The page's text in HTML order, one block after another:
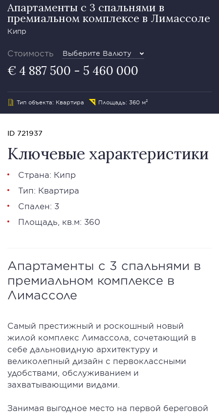
Апартаменты с 3 спальнями в
премиальном комплексе в Лимассоле
Кипр
Стоимость Выберите Валюту
€ 4 887 500 - 5 460 000
Тип объекта: Квартира Площадь: 360 м²
ID 721937
Ключевые характеристики
Страна: Кипр
Тип: Квартира
Спален: 3
Площадь, кв.м: 360
Апартаменты с 3 спальнями в
премиальном комплексе в
Лимассоле
Самый престижный и роскошный новый
жилой комплекс Лимассола, сочетающий в
себе дальновидную архитектуру и
великолепный дизайн с первоклассными
удобствами, обслуживанием и
захватывающими видами.
Занимая выгодное место на первой береговой